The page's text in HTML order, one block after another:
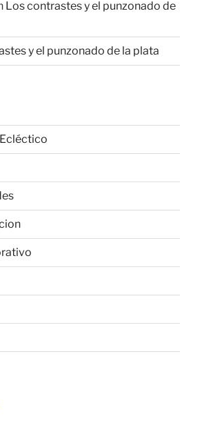
Los contrastes y el punzonado de
y el punzonado de la plata